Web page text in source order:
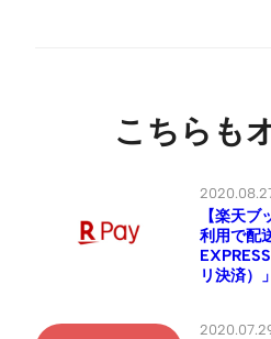
こちらも
【楽天
利用で配
リ決済）